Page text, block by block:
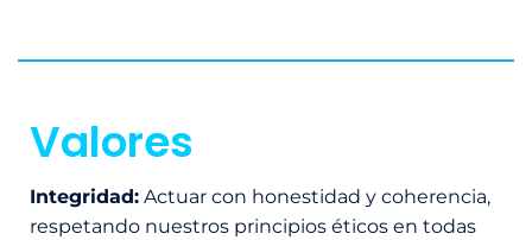
Valores
Integridad: Actuar con honestidad y coherencia,
respetando nuestros principios éticos en todas